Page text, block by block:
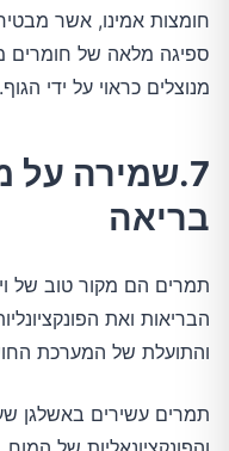
חומצות אמינו, אשר
ספיגה מלאה של חומרים
מנוצלים כראוי על ידי הגוף.
7.שמירה על
בריאה
תמרים הם מקור טוב של
הבריאות ואת
והתועלת של המערכת
תמרים עשירים באשלגן